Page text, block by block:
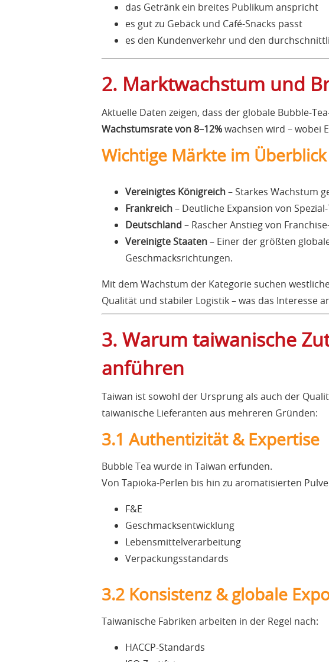
das Getränk ein breites Publikum anspricht
es gut zu Gebäck und Café-Snacks passt
es den Kundenverkehr und den
2. Marktwachstum und
Aktuelle Daten zeigen, dass der globale Bubble-
Wachstumsrate von 8–12%wachsen wird – wobei
Wichtige Märkte im Überblick
Vereinigtes Königreich– Starkes Wachstum
Frankreich– Deutliche Expansion von
Deutschland – Rascher Anstieg von
Vereinigte Staaten– Einer der größten
Geschmacksrichtungen.
Mit dem Wachstum der Kategorie suchen
Qualität und stabiler Logistik – was das Interesse
3. Warum taiwanische
anführen
Taiwan ist sowohl der Ursprung als auch der
taiwanische Lieferanten aus mehreren Gründen:
3.1 Authentizität & Expertise
Bubble Tea wurde in Taiwan erfunden.
Von Tapioka-Perlen bis hin zu aromatisierten
F&E
Geschmacksentwicklung
Lebensmittelverarbeitung
Verpackungsstandards
3.2 Konsistenz & globale
Taiwanische Fabriken arbeiten in der Regel nach:
HACCP-Standards